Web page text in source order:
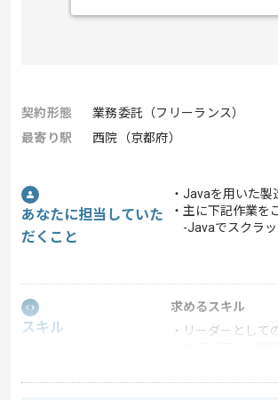
契約形態
業務委託（フリーランス）
最寄り駅
西院（京都府）
あなたに担当していた
だくこと
・Javaを用いた
・主に下記作業を
-Javaでスクラッ
スキル
求めるスキル
・リーダーとして